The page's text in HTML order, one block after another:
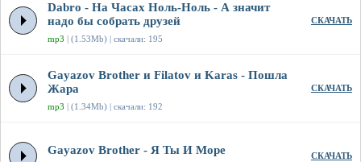
Dabro - На Часах Ноль-Ноль - А значит
надо бы собрать друзей
mp3 | (1.53Mb) | скачали: 195
СКАЧАТЬ
Gayazov Brother и Filatov и Karas - Пошла
Жара
mp3 | (1.34Mb) | скачали: 192
СКАЧАТЬ
Gayazov Brother - Я Ты И Море СКАЧАТЬ